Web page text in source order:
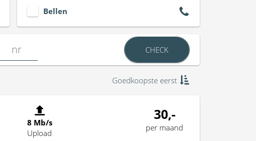
Bellen
CHECK
Goedkoopste eerst
8 Mb/s
Upload
30,-
per maand